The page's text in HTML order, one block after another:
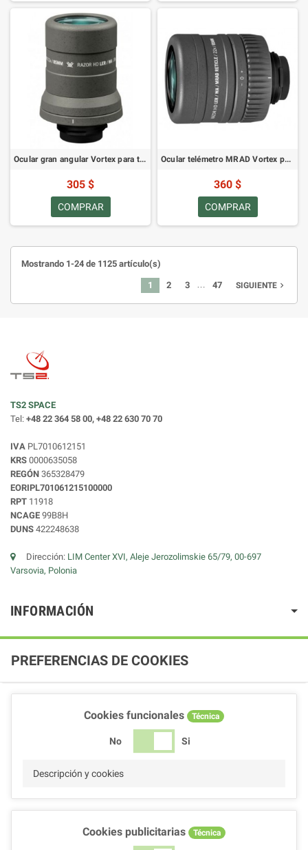
Ocular gran angular Vortex para telescopios terrestres Razor
305 $
COMPRAR
Ocular telémetro MRAD Vortex para telescopios terrestres Razor de 85 mm
360 $
COMPRAR
Mostrando 1-24 de 1125 artículo(s)
1 2 3 47 SIGUIENTE navigate_next
TS2 SPACE
Tel: +48 22 364 58 00, +48 22 630 70 70
IVA PL7010612151
KRS 0000635058
REGÓN 365328479
EORIPL701061215100000
RPT 11918
NCAGE 99B8H
DUNS 422248638
Dirección: LIM Center XVI, Aleje Jerozolimskie 65/79, 00-697
Varsovia, Polonia
INFORMACIÓN
PREFERENCIAS DE COOKIES
Cookies funcionales Técnica
No Si
Descripción y cookies
Cookies publicitarias Técnica